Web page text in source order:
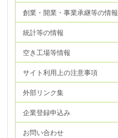
創業・開業・事業承継等の情報
統計等の情報
空き工場等情報
サイト利用上の注意事項
外部リンク集
企業登録申込み
お問い合わせ